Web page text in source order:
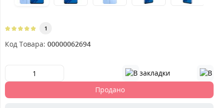
1
Код Товара: 00000062694
Продано